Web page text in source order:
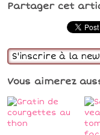
Partager cet
S'inscrire à la
Vous aimerez